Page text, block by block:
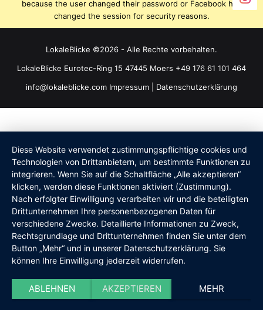
because the user changed their password or Facebook has
changed the session for security reasons.
LokaleBlicke ©2026 - Alle Rechte vorbehalten.
LokaleBlicke Eurotec-Ring 15 47445 Moers +49 176 61 101 464
info@lokaleblicke.com Impressum Datenschutzerklärung
Diese Website verwendet zustimmungspflichtige cookies und
Technologien von Drittanbietern, um bestimmte Funktionen zu
integrieren. Wenn Sie auf die Schaltfläche „Alle akzeptieren“
klicken, werden diese Funktionen aktiviert (Zustimmung).
Nach erfolgter Einwilligung verarbeiten wir und die beteiligten
Drittunternehmen Ihre personenbezogenen Daten für
verschiedene Zwecke. Detaillierte Informationen zu Zweck,
Rechtsgrundlage und Drittunternehmen finden Sie unter dem
Button „Mehr“ und in unserer Datenschutzerklärung. Sie
können Ihre Einwilligung jederzeit widerrufen.
ABLEHNEN AKZEPTIEREN MEHR